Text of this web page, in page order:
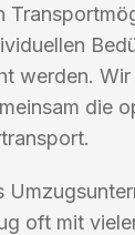
werden.
die
oft mit